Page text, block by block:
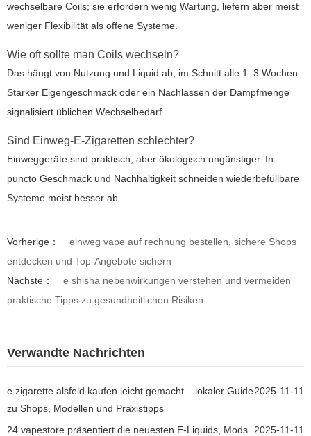
wechselbare Coils; sie erfordern wenig Wartung, liefern aber meist
weniger Flexibilität als offene Systeme.
Wie oft sollte man Coils wechseln?
Das hängt von Nutzung und Liquid ab, im Schnitt alle 1–3 Wochen.
Starker Eigengeschmack oder ein Nachlassen der Dampfmenge
signalisiert üblichen Wechselbedarf.
Sind Einweg-E-Zigaretten schlechter?
Einweggeräte sind praktisch, aber ökologisch ungünstiger. In
puncto Geschmack und Nachhaltigkeit schneiden wiederbefüllbare
Systeme meist besser ab.
Vorherige：
einweg vape auf rechnung bestellen, sichere Shops
entdecken und Top-Angebote sichern
Nächste：
e shisha nebenwirkungen verstehen und vermeiden
praktische Tipps zu gesundheitlichen Risiken
Verwandte Nachrichten
2025-11-11
e zigarette alsfeld kaufen leicht gemacht – lokaler Guide
zu Shops, Modellen und Praxistipps
2025-11-11
24 vapestore präsentiert die neuesten E-Liquids, Mods